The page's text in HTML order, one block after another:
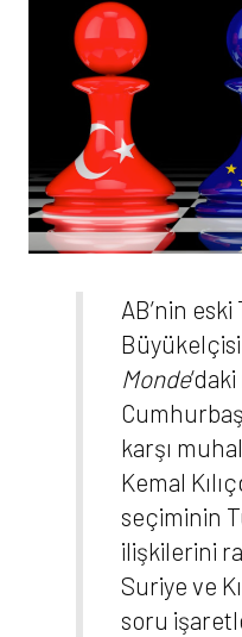
AB’nin
Monde
karşı
Kemal
seçiminin
ilişkilerini
Suriye ve
soru